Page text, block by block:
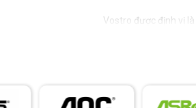
Vostro được định vị